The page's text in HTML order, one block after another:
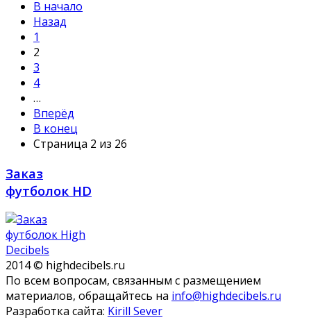
В начало
Назад
1
2
3
4
…
Вперёд
В конец
Страница 2 из 26
Заказ
футболок HD
2014 © highdecibels.ru
По всем вопросам, связанным с размещением
материалов, обращайтесь на info@highdecibels.ru
Разработка сайта: Kirill Sever